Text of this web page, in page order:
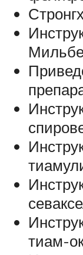
тиам-